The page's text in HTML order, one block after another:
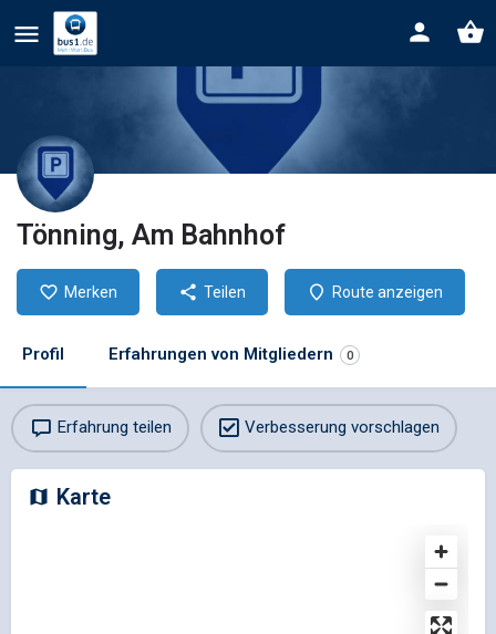
Tönning, Am Bahnhof
Merken Teilen Route anzeigen
Profil Erfahrungen von Mitgliedern 0
Erfahrung teilen Verbesserung vorschlagen
Karte